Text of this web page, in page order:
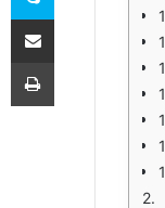
E-Posta ile paylaş